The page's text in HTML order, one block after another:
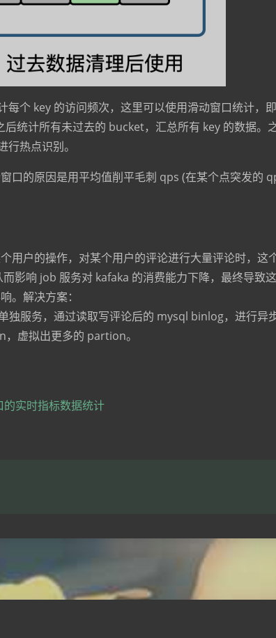
个 key 的访问频次，这里可以使用滑动窗口统计，
统计所有未过去的 bucket，汇总所有 key 的数据。
热点识别。
口的原因是用平均值削平毛刺 qps (在某个点突发的
用户的操作，对某个用户的评论进行大量评论时，这
影响 job 服务对 kafaka 的消费能力下降，最终导致
。解决方案：
独服务，通过读取写评论后的 mysql binlog，进行异步
虚拟出更多的 partion。
实时指标数据统计
豆